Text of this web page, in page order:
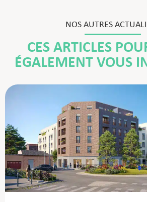
NOS AUTRES
CES ARTICLES
ÉGALEMENT VOUS